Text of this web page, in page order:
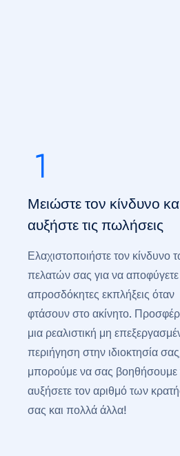
Μειώστε τον κίνδυνο
αυξήστε τις πωλήσεις
Ελαχιστοποιήστε τον κίνδυνο
πελατών σας για να αποφύγετε
απροσδόκητες εκπλήξεις όταν
φτάσουν στο ακίνητο.
μια ρεαλιστική μη
περιήγηση στην ιδιοκτησία
μπορούμε να σας βοηθήσουμε
αυξήσετε τον αριθμό των
σας και πολλά άλλα!